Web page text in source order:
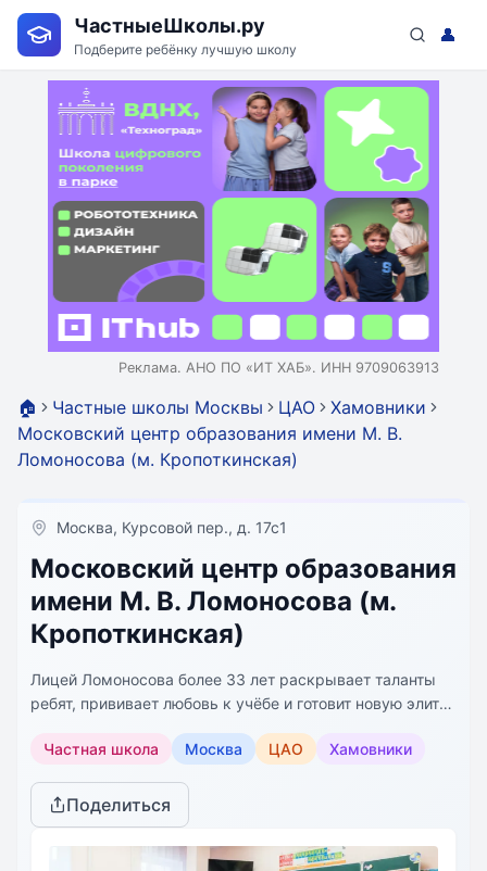
ЧастныеШколы.ру
Подберите ребёнку лучшую школу
👤
Реклама. АНО ПО «ИТ ХАБ». ИНН 9709063913
🏠 Частные школы Москвы ЦАО
Хамовники
Московский центр образования имени М. В.
Ломоносова (м. Кропоткинская)
Москва, Курсовой пер., д. 17с1
Московский центр образования
имени М. В. Ломоносова (м.
Кропоткинская)
Лицей Ломоносова более 33 лет раскрывает таланты
ребят, прививает любовь к учёбе и готовит новую элиту
Частная школа
Москва ЦАО Хамовники
Поделиться